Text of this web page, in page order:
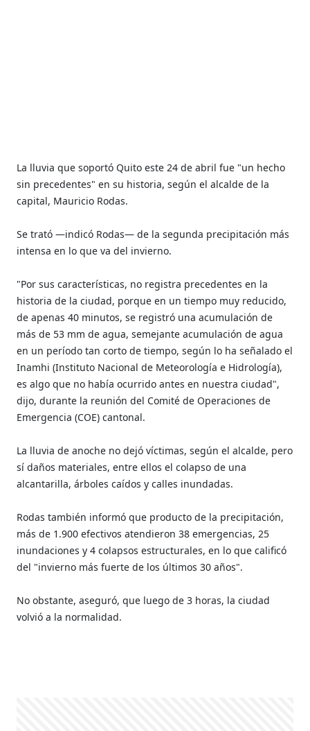
La lluvia que soportó Quito este 24 de abril fue "un hecho
sin precedentes" en su historia, según el alcalde de la
capital, Mauricio Rodas.
Se trató —indicó Rodas— de la segunda precipitación más
intensa en lo que va del invierno.
"Por sus características, no registra precedentes en la
historia de la ciudad, porque en un tiempo muy reducido,
de apenas 40 minutos, se registró una acumulación de
más de 53 mm de agua, semejante acumulación de agua
en un período tan corto de tiempo, según lo ha señalado el
Inamhi (Instituto Nacional de Meteorología e Hidrología),
es algo que no había ocurrido antes en nuestra ciudad",
dijo, durante la reunión del Comité de Operaciones de
Emergencia (COE) cantonal.
La lluvia de anoche no dejó víctimas, según el alcalde, pero
sí daños materiales, entre ellos el colapso de una
alcantarilla, árboles caídos y calles inundadas.
Rodas también informó que producto de la precipitación,
más de 1.900 efectivos atendieron 38 emergencias, 25
inundaciones y 4 colapsos estructurales, en lo que calificó
del "invierno más fuerte de los últimos 30 años".
No obstante, aseguró, que luego de 3 horas, la ciudad
volvió a la normalidad.